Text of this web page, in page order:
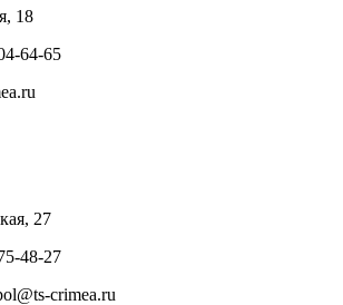
18
64-65
27
48-27
crimea.ru